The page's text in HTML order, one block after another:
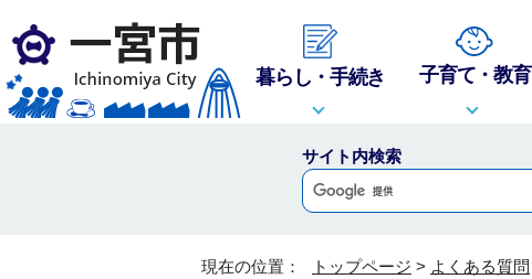
暮らし・手続き 子育て・教育
サイト内検索
現在の位置： トップページ > よくある質問